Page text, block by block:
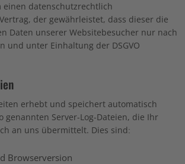
einen datenschutzrechtlich
der gewährleistet, dass dieser die
Daten unserer Websitebesucher nur nach
und unter Einhaltung der DSGVO
erhebt und speichert automatisch
genannten Server-Log-Dateien, die Ihr
an uns übermittelt. Dies sind:
Browserversion